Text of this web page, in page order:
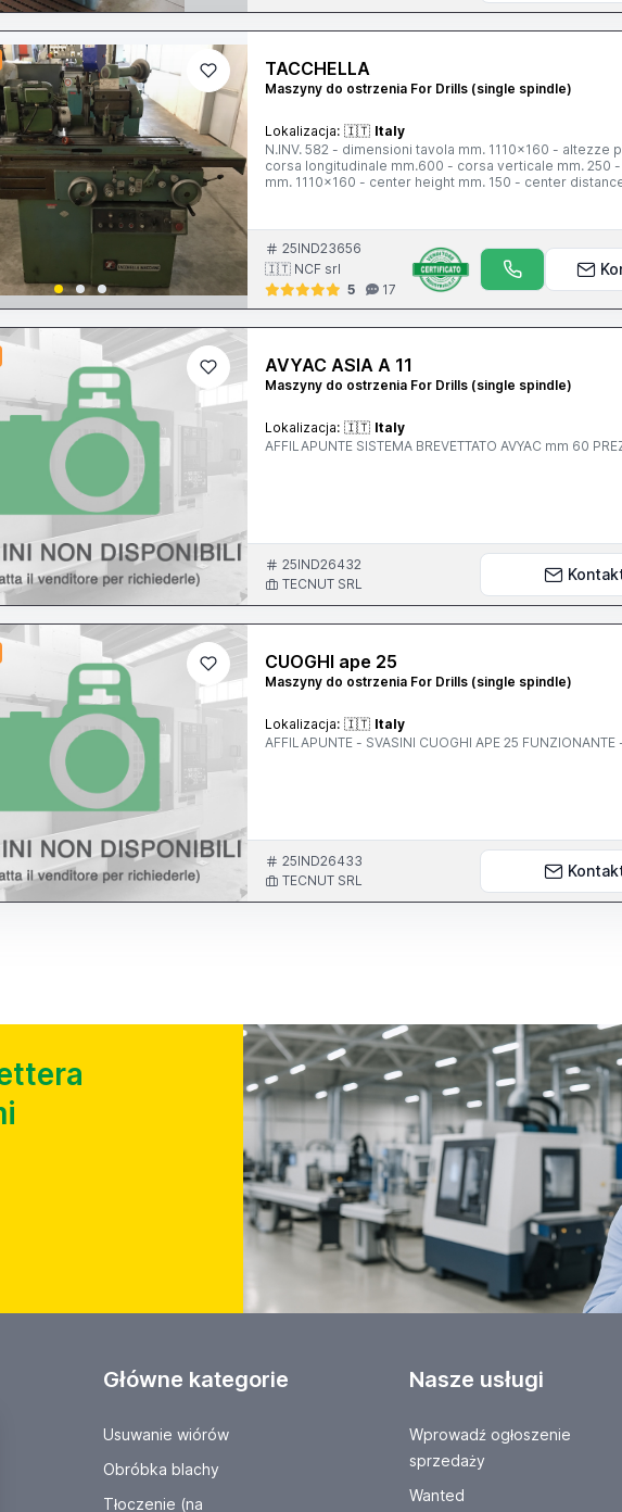
TACCHELLA
Maszyny do ostrzenia For Drills (single spindle)
Lokalizacja: 🇮🇹 Italy
N.INV. 582 - dimensioni tavola mm. 1110x160 - altezze punte mm. 150 - distanza punte mm. 660 -
corsa longitudinale mm.600 - corsa verticale mm. 250 - INV. N. 582 - working table dimensions
mm. 1110x160 - center height mm. 150 - center
25IND23656
🇮🇹 NCF srl
5
17
AVYAC ASIA A 11
Maszyny do ostrzenia For Drills (single spindle)
Lokalizacja: 🇮🇹 Italy
AFFILAPUNTE SISTEMA BREVETTATO AVYAC mm
25IND26432
TECNUT SRL
CUOGHI ape 25
Maszyny do ostrzenia For Drills (single spindle)
Lokalizacja: 🇮🇹 Italy
AFFILAPUNTE - SVASINI CUOGHI APE 25
25IND26433
TECNUT SRL
Główne kategorie
Usuwanie wiórów
Obróbka blachy
Tłoczenie (na
Nasze usługi
Wprowadź ogłoszenie
sprzedaży
Wanted